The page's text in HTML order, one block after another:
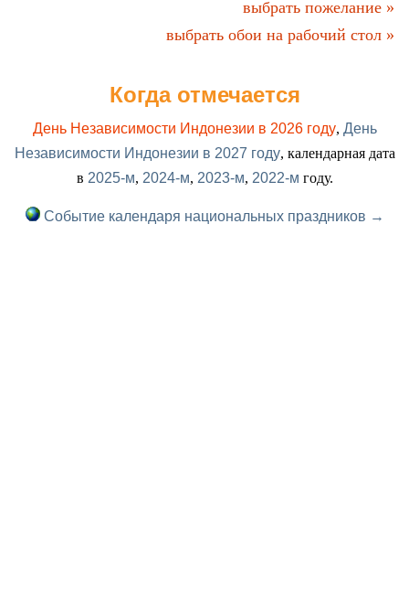
выбрать пожелание »
выбрать обои на рабочий стол »
Когда отмечается
День Независимости Индонезии в 2026 году, День
Независимости Индонезии в 2027 году, календарная дата
в 2025-м, 2024-м, 2023-м, 2022-м году.
Событие календаря национальных праздников →